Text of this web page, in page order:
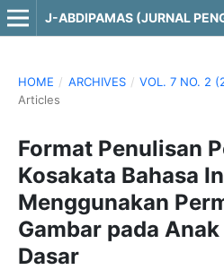
HOME / ARCHIVES / VOL. 7 NO. 2
Articles
Format Penulisan
Kosakata Bahasa
Menggunakan
Gambar pada
Dasar